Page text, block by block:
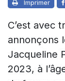
Imprimer
C’est avec
annonçons
Jacqueline
2023, à